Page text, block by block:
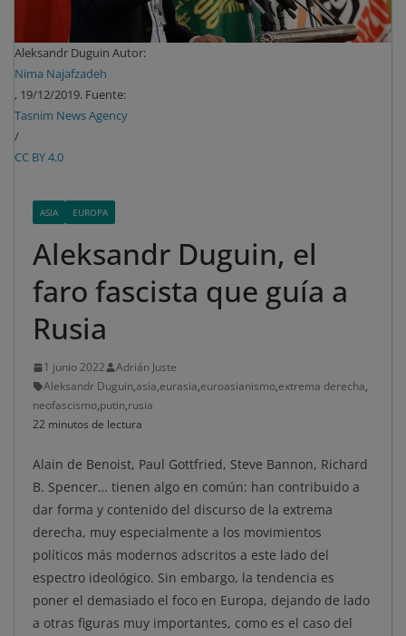
Aleksandr Duguin Autor:
Nima Najafzadeh
, 19/12/2019. Fuente:
Tasnim News Agency
/
CC BY 4.0
ASIA EUROPA
Aleksandr Duguin, el
faro fascista que guía a
Rusia
1 junio 2022
Adrián Juste
Aleksandr Duguin,asia,eurasia,euroasianismo,extrema derecha,
neofascismo,putin,rusia
22 minutos de lectura
Alain de Benoist, Paul Gottfried, Steve Bannon, Richard
B. Spencer… tienen algo en común: han contribuido a
dar forma y contenido del discurso de la extrema
derecha, muy especialmente a los movimientos
políticos más modernos adscritos a este lado del
espectro ideológico. Sin embargo, la tendencia es
poner el demasiado el foco en Europa, dejando de lado
a otras figuras muy importantes, como es el caso del